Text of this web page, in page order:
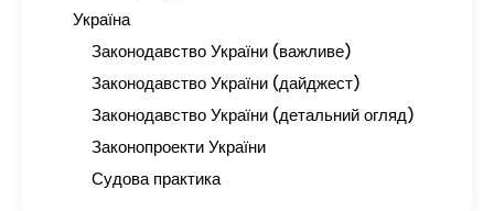
Україна
Законодавство України (важливе)
Законодавство України (дайджест)
Законодавство України (детальний огляд)
Законопроекти України
Судова практика